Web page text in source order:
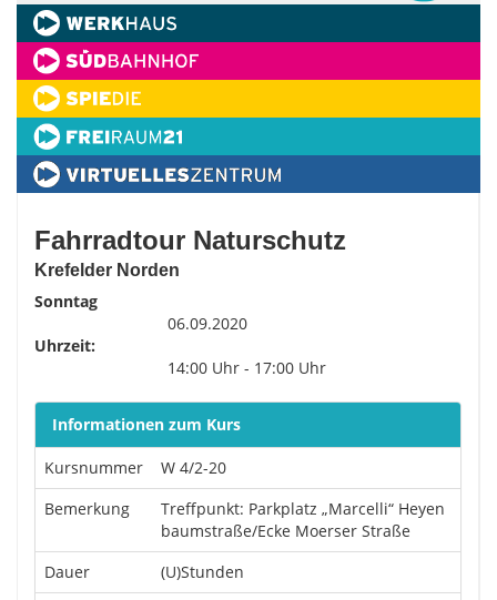
Fahrradtour Naturschutz
Krefelder Norden
Sonntag
06.09.2020
Uhrzeit:
14:00 Uhr - 17:00 Uhr
Informationen zum Kurs
Kursnummer
W 4/2-20
Bemerkung
Treffpunkt: Parkplatz „Marcelli“ Heyen
baumstraße/Ecke Moerser Straße
Dauer
(U)Stunden